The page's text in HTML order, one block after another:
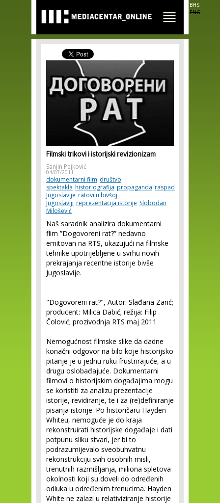
main
content
BHS
ENG
Filmski trikovi i istorijski revizionizam
Sanjin Pejković
04/07/2011
dokumentarni film društvo
spektakla historiografija propaganda raspad
Jugoslavije ratovi u bivšoj
Jugoslaviji reprezentacija istorije Slobodan
Milošević
Naš saradnik analizira dokumentarni
flim ”Dogovoreni rat?” nedavno
emitovan na RTS, ukazujući na filmske
tehnike upotrijebljene u svrhu novih
prekrajanja recentne istorije bivše
Jugoslavije.
"Dogovoreni rat?", Autor: Slađana Zarić;
producent: Milica Dabić; režija: Filip
Čolović; prozivodnja RTS maj 2011
Nemogućnost filmske slike da dadne
konačni odgovor na bilo koje historijsko
pitanje je u jednu ruku frustrirajuće, a u
drugu oslobađajuće. Dokumentarni
filmovi o historijskim događajima mogu
se koristiti za analizu prezentacije
istorije, revidiranje, te i za (re)definiranje
pisanja istorije. Po historičaru Hayden
Whiteu, nemoguće je do kraja
rekonstruirati historijske događaje i dati
potpunu sliku stvari, jer bi to
podrazumijevalo sveobuhvatnu
rekonstrukciju svih osobnih misli,
trenutnih razmišljanja, miliona spletova
okolnosti koji su doveli do određenih
odluka u određenim trenucima. Hayden
White ne zalazi u relativiziranje historije